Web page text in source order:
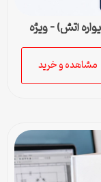
آتش) – ویژه
مشاهده و خرید